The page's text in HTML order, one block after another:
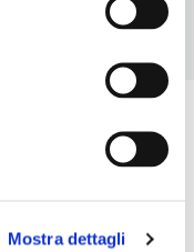
Mostra dettagli